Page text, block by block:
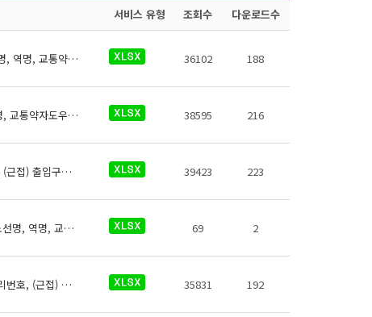
서비스 유형 조회수 다운로드수
인천교통공사 역사들의 교통약자도우미에 대한 데이터로 철도운영기관명, 운영노선명, 역명, 교통약자도우미 전화번호, 데이터 기준일자, 참고사항이 있습니다.
36102 188
코레일 역사들의 교통약자도우미에 대한 데이터로 철도운영기관명, 운영노선명, 역명, 교통약자도우미 전화번호, 데이터 기준일자, 참고사항이 있습니다.
38595 216
코레일 휠체어리프트에 대한 데이터로 철도운영기관명, 운영노선명, 역명, 관리번호, (근접) 출입구번호, 시작층(지상/지하), 시작층(운행역층), 시작층(상세위치), 종료층(지상/지하), 종료층(운행역층), 종료층(상세위치), 길이(Cm), 폭(Cm), 한계중량(Kg), 승강기상태, 승강기 일련번호, 데이터 기준일자, 참고사항이 있습니다.
39423 223
서울메트로9호선 역사들의 교통약자도우미에 대한 데이터로 철도운영기관명, 운영노선명, 역명, 교통약자도우미 전화번호, 데이터 기준일자, 참고사항이 있습니다.
69 2
인천교통공사 휠체어리프트에 대한 데이터로 철도운영기관명, 운영노선명, 역명, 관리번호, (근접) 출입구번호, 시작층(지상/지하), 시작층(운행역층), 시작층(상세위치), 종료층(지상/지하), 종료층(운행역층), 종료층(상세위치), 길이(Cm), 폭(Cm), 한계중량(Kg), 승강기상태, 승강기 일련번호, 데이터 기준일자, 참고사항이 있습니다.
35831 192